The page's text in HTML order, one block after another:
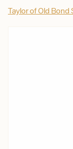
Taylor of Old Bond